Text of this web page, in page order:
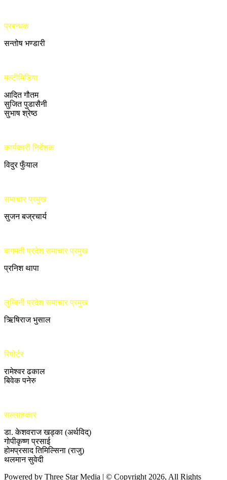
प्रबन्धक
सन्तोष भण्डारी
मल्टीमिडिया
आदित गौतम
सुजित पुडासैनी
सुभाष श्रेष्ठ
कार्यकारी निर्देशक
विदुर फुँयाल
समाचार प्रमुख
सुजन बज्रचार्य
बागमती प्रदेश समाचार प्रमुख
प्रनिश थापा
लुम्बिनी प्रदेश समाचार प्रमुख
ऋिषिराज भुसाल
रिपोर्टर
रामेश्वर ढकाल
बिवेक पनेरु
सल्लाहकार
डा. केशवराज खड्का (अर्थविद्)
गोपीकृष्ण प्रसाई
होमप्रसाद तिमिल्सिना (राजु)
थलमान सुवेदी
Powered by Three Star Media | © Copyright 2026, All Rights